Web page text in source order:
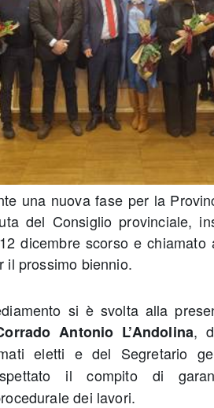
una nuova fase per la
del Consiglio provinciale,
dicembre scorso e chiamato
il prossimo biennio.
si è svolta alla
Antonio L’Andolina,
eletti e del Segretario
il compito di
dei lavori.